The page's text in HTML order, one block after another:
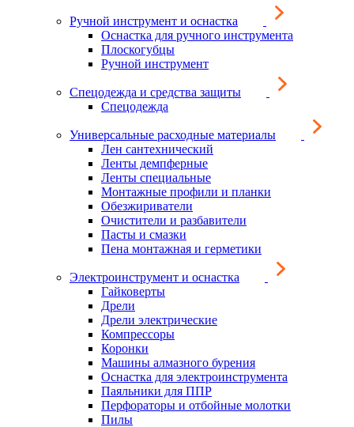
Ручной инструмент и оснастка
Оснастка для ручного инструмента
Плоскогубцы
Ручной инструмент
Спецодежда и средства защиты
Спецодежда
Универсальные расходные материалы
Лен сантехнический
Ленты демпферные
Ленты специальные
Монтажные профили и планки
Обезжириватели
Очистители и разбавители
Пасты и смазки
Пена монтажная и герметики
Электроинструмент и оснастка
Гайковерты
Дрели
Дрели электрические
Компрессоры
Коронки
Машины алмазного бурения
Оснастка для электроинструмента
Паяльники для ППР
Перфораторы и отбойные молотки
Пилы